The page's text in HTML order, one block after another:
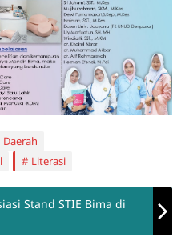
Literasi
Stand STIE Bima di